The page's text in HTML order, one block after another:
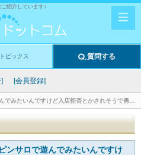
紹介しています♪
ピックス 質問する
[会員登録]
でみたいんですけど入店拒否とかされそうで勇…
ンサロで遊んでみたいんですけ